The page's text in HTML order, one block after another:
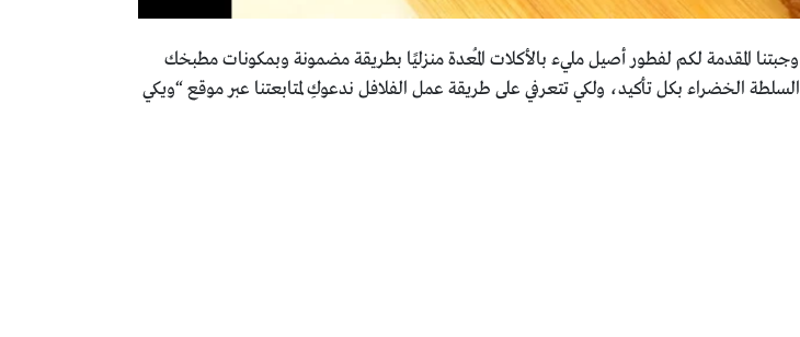
المقدمة لكم لفطور أصيل مليء بالأكلات المُعدة منزليًا بطريقة مضمونة وبمكونات مطبخك
الخضراء بكل تأكيد، ولكي تتعرفي على طريقة عمل الفلافل ندعوكِ لمتابعتنا عبر موقع “ويكي